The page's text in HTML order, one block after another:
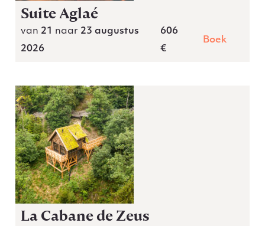
Suite Aglaé
van 21 naar 23 augustus
2026
606
€
Boek
La Cabane de Zeus